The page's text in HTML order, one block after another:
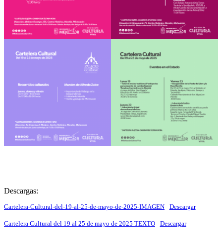
Descargas:
Cartelera-Cultural-del-19-al-25-de-mayo-de-2025-IMAGEN Descargar
Cartelera Cultural del 19 al 25 de mayo de 2025 TEXTO Descargar